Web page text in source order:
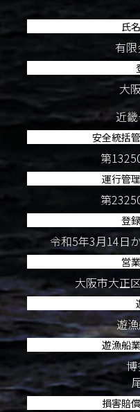
氏
有
大
近
安全統括
第
運行管
第
登
令和5年3月14日
営
大阪市大正
遊
遊漁船
損害賠